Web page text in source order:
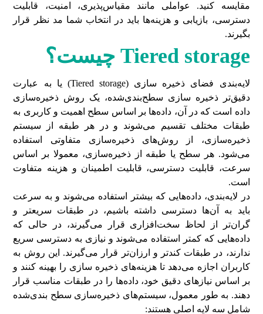
مقایسه کنید. عواملی مانند مقیاس‌پذیری، امنیت، قابلیت
دسترسی، بازیابی و هزینه‌ها باید در انتخاب شما مد نظر قرار
بگیرند.
Tiered storage چیست؟
لایه‌بندی فضای ذخیره سازی (Tiered storage) یا به عبارت
دقیق‌تر ذخیره سازی سطح‌بندی‌شده، یک روش ذخیره‌سازی
داده است که در آن، داده‌ها بر اساس سطح اهمیت و کاربری به
طبقات مختلف تقسیم می‌شوند و در هر طبقه از سیستم
ذخیره‌سازی، از روش‌های ذخیره‌سازی متفاوتی استفاده
می‌شود. هر سطح یا طبقه از ذخیره‌سازی، معمولا بر اساس
سرعت، قابلیت دسترسی، قابلیت اطمینان و هزینه متفاوت
است.
در لایه‌بندی، داده‌هایی که بیشتر استفاده می‌شوند و به سرعت
باید به آن‌ها دسترسی داشته باشیم، در طبقات سریعتر و
گران‌تر از لحاظ سخت‌افزاری قرار می‌گیرند، در حالی که
داده‌هایی که کمتر استفاده می‌شوند و نیازی به دسترسی سریع
ندارند، در طبقات کندتر و ارزان‌تر قرار می‌گیرند. این روش به
کاربران اجازه می‌دهد تا هزینه‌های ذخیره سازی را بهینه کنند و
بر اساس نیازهای دقیق خود، داده‌ها را در طبقات مناسب قرار
دهند. به طور معمول، سیستم‌های ذخیره‌سازی سطح بندی‌شده
شامل سه لایه اصلی هستند: